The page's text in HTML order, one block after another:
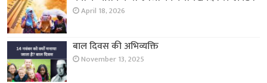
April 18, 2026
बाल दिवस की अभिव्यक्ति
November 13, 2025